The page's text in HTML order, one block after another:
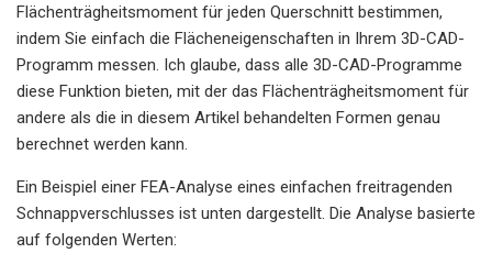
Flächenträgheitsmoment für jeden Querschnitt bestimmen,
indem Sie einfach die Flächeneigenschaften in Ihrem 3D-CAD-
Programm messen. Ich glaube, dass alle 3D-CAD-Programme
diese Funktion bieten, mit der das Flächenträgheitsmoment für
andere als die in diesem Artikel behandelten Formen genau
berechnet werden kann.
Ein Beispiel einer FEA-Analyse eines einfachen freitragenden
Schnappverschlusses ist unten dargestellt. Die Analyse basierte
auf folgenden Werten: